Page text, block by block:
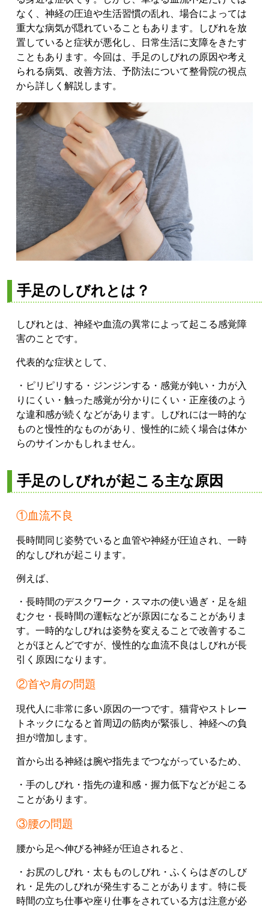
なく、神経の圧迫や生活習慣の乱れ、場合によっては
重大な病気が隠れていることもあります。
しびれを放
置していると症状が悪化し、日常生活に支障をきたす
こともあります。 今回は、手足のしびれの原因や考え
られる病気、改善方法、予防法について整骨院の視点
から詳しく解説します。
手足のしびれとは？
しびれとは、神経や血流の異常によって起こる感覚障
害のことです。
代表的な症状として、
・ピリピリする ・ジンジンする ・感覚が鈍い ・力が入
りにくい ・触った感覚が分かりにくい ・正座後のよう
な違和感が続く などがあります。
しびれには一時的な
ものと慢性的なものがあり、慢性的に続く場合は体か
らのサインかもしれません。
手足のしびれが起こる主な原因
①血流不良
長時間同じ姿勢でいると血管や神経が圧迫され、一時
的なしびれが起こります。
例えば、
・長時間のデスクワーク ・スマホの使い過ぎ ・足を組
むクセ ・長時間の運転などが原因になることがありま
す。 一時的なしびれは姿勢を変えることで改善するこ
とがほとんどですが、慢性的な血流不良はしびれが長
引く原因になります。
②首や肩の問題
現代人に非常に多い原因の一つです。 猫背やストレー
トネックになると首周辺の筋肉が緊張し、神経への負
担が増加します。
首から出る神経は腕や指先までつながっているため、
・手のしびれ ・指先の違和感 ・握力低下などが起こる
ことがあります。
③腰の問題
腰から足へ伸びる神経が圧迫されると、
・お尻のしびれ ・太もものしびれ ・ふくらはぎのしび
れ ・足先のしびれが発生することがあります。 特に長
時間の立ち仕事や座り仕事をされている方は注意が必